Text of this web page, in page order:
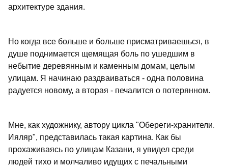
архитектуре здания.
Но когда все больше и больше присматриваешься, в
душе поднимается щемящая боль по ушедшим в
небытие деревянным и каменным домам, целым
улицам. Я начинаю раздваиваться - одна половина
радуется новому, а вторая - печалится о потерянном.
Мне, как художнику, автору цикла "Обереги-хранители.
Ияляр", представилась такая картина. Как бы
прохаживаясь по улицам Казани, я увидел среди
людей тихо и молчаливо идущих с печальными